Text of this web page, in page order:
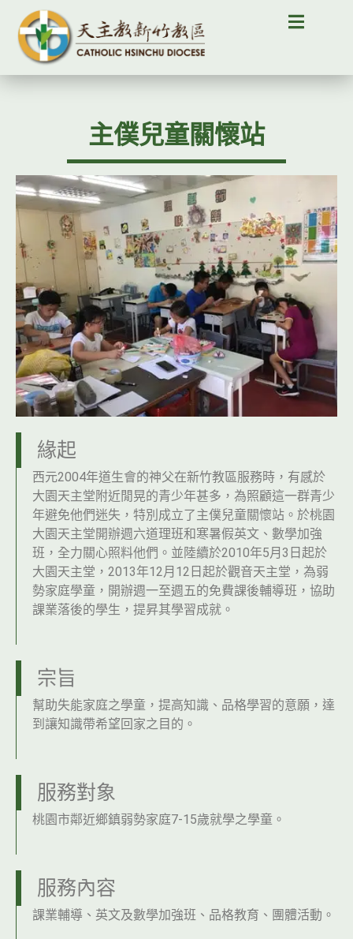
主僕兒童關懷站
緣起
西元2004年道生會的神父在新竹教區服務時，有感於
大園天主堂附近閒晃的青少年甚多，為照顧這一群青少
年避免他們迷失，特別成立了主僕兒童關懷站。於桃園
大園天主堂開辦週六道理班和寒暑假英文、數學加強
班，全力關心照料他們。並陸續於2010年5月3日起於
大園天主堂，2013年12月12日起於觀音天主堂，為弱
勢家庭學童，開辦週一至週五的免費課後輔導班，協助
課業落後的學生，提昇其學習成就。
宗旨
幫助失能家庭之學童，提高知識、品格學習的意願，達
到讓知識帶希望回家之目的。
服務對象
桃園市鄰近鄉鎮弱勢家庭7-15歲就學之學童。
服務內容
課業輔導、英文及數學加強班、品格教育、團體活動。